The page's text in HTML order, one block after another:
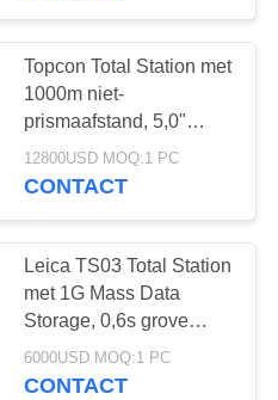
van
46
Landmeten
Topcon Total Station met
1000m niet-
prismaafstand, 5,0"
capacitieve multi-touch-
scherm en automatische
12800USD MOQ:1 PC
CONTACT
Leica TS03 Total Station
met 1G Mass Data
Storage, 0,6s grove
meting en IP66 stof- en
waterbestendigheid
6000USD MOQ:1 PC
CONTACT